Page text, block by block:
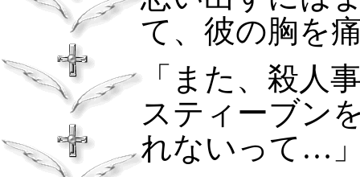
て、彼の胸を
「また、殺人
スティーブン
れないって…